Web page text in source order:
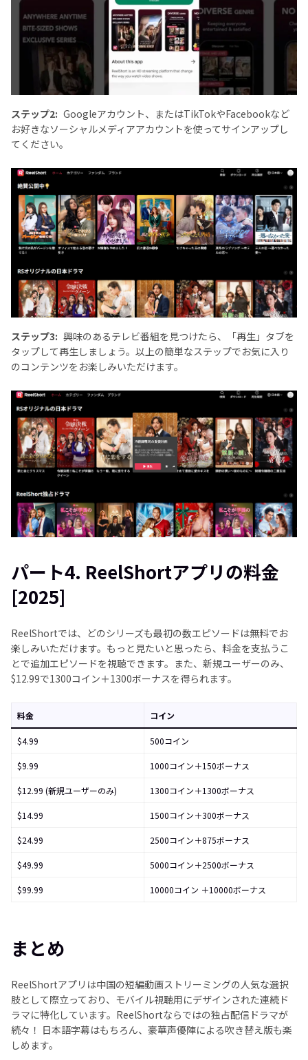
ステップ2: Googleアカウント、またはTikTokやFacebookなど
お好きなソーシャルメディアアカウントを使ってサインアップし
てください。
ステップ3: 興味のあるテレビ番組を見つけたら、「再生」タブを
タップして再生しましょう。以上の簡単なステップでお気に入り
のコンテンツをお楽しみいただけます。
パート4. ReelShortアプリの料金
[2025]
ReelShortでは、どのシリーズも最初の数エピソードは無料でお
楽しみいただけます。もっと見たいと思ったら、料金を支払うこ
とで追加エピソードを視聴できます。また、新規ユーザーのみ、
$12.99で1300コイン＋1300ボーナスを得られます。
料金 コイン
$4.99 500コイン
$9.99 1000コイン＋150ボーナス
$12.99 (新規ユーザーのみ) 1300コイン＋1300ボーナス
$14.99 1500コイン＋300ボーナス
$24.99 2500コイン＋875ボーナス
$49.99 5000コイン＋2500ボーナス
$99.99 10000コイン ＋10000ボーナス
まとめ
ReelShortアプリは中国の短編動画ストリーミングの人気な選択
肢として際立っており、モバイル視聴用にデザインされた連続ド
ラマに特化しています。ReelShortならではの独占配信ドラマが
続々！ 日本語字幕はもちろん、豪華声優陣による吹き替え版も楽
しめます。